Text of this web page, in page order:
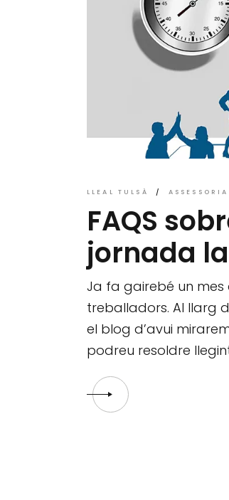
LLEAL TULSÀ
FAQS
jornada
Ja fa gairebé un
treballadors. Al llarg
el blog d’avui
podreu resoldre